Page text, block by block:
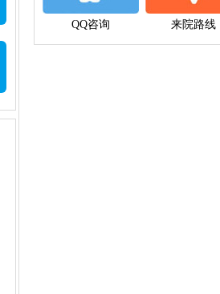
QQ咨询 来院路线